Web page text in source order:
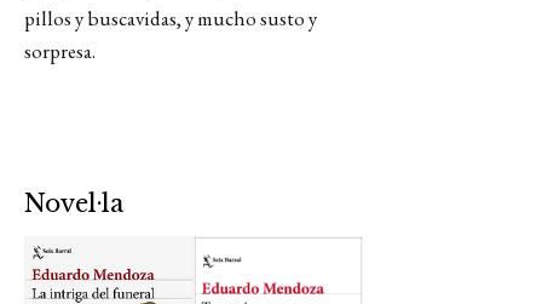
pillos y buscavidas, y mucho susto y
sorpresa.
Novel·la